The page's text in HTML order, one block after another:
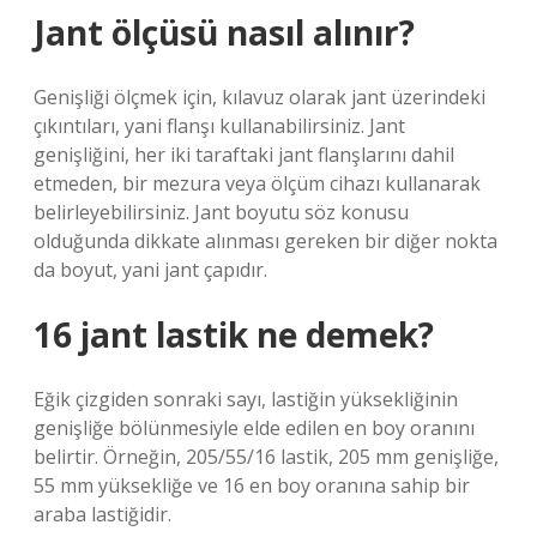
Jant ölçüsü nasıl alınır?
Genişliği ölçmek için, kılavuz olarak jant üzerindeki
çıkıntıları, yani flanşı kullanabilirsiniz. Jant
genişliğini, her iki taraftaki jant flanşlarını dahil
etmeden, bir mezura veya ölçüm cihazı kullanarak
belirleyebilirsiniz. Jant boyutu söz konusu
olduğunda dikkate alınması gereken bir diğer nokta
da boyut, yani jant çapıdır.
16 jant lastik ne demek?
Eğik çizgiden sonraki sayı, lastiğin yüksekliğinin
genişliğe bölünmesiyle elde edilen en boy oranını
belirtir. Örneğin, 205/55/16 lastik, 205 mm genişliğe,
55 mm yüksekliğe ve 16 en boy oranına sahip bir
araba lastiğidir.